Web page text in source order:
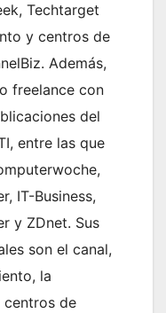
Techtarget
y centros de
Además,
freelance con
del
entre las que
IT-Business,
y ZDnet. Sus
son el canal,
la
centros de